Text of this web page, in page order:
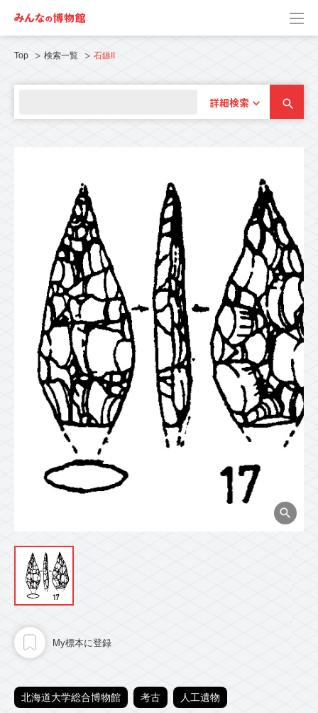
Top 検索一覧 石鏃II
詳細検索
My標本に登録
北海道大学総合博物館 考古 人工遺物